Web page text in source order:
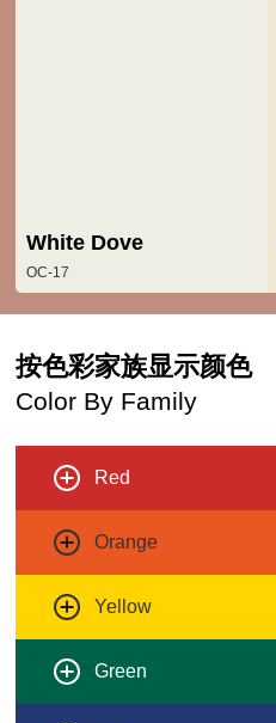
White Dove
OC-17
按色彩家族显示颜色
Color By Family
Red
Orange
Yellow
Green